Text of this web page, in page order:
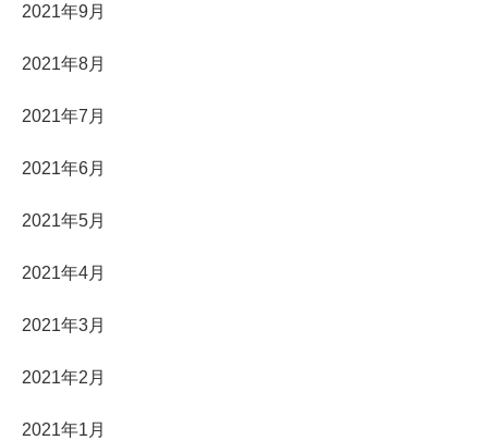
2021年9月
2021年8月
2021年7月
2021年6月
2021年5月
2021年4月
2021年3月
2021年2月
2021年1月